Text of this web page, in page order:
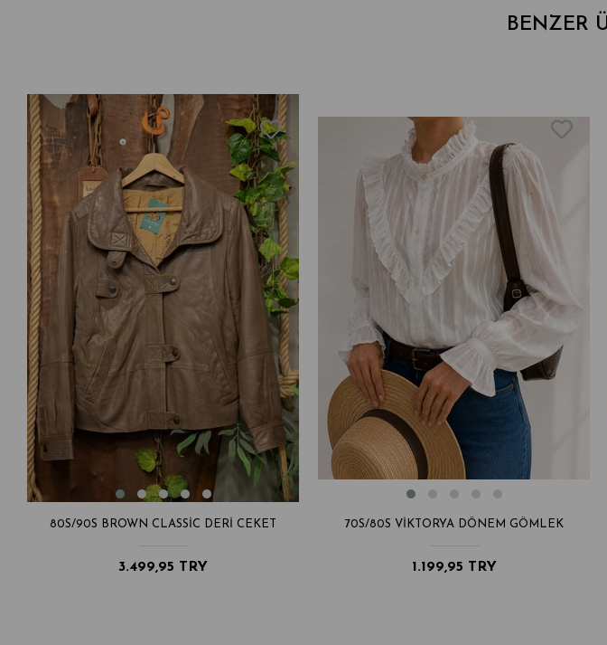
BENZER
80S/90S BROWN CLASSIC DERI CEKET
3.499,95 TRY
70S/80S VIKTORYA DÖNEM GÖMLEK
1.199,95 TRY